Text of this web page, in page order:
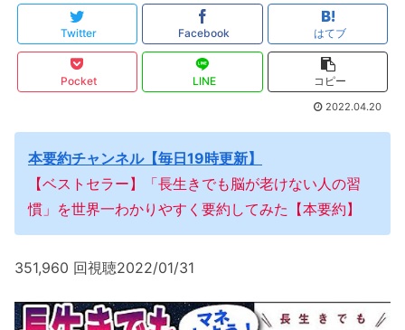
Twitter Facebook はてブ
Pocket LINE コピー
2022.04.20
本要約チャンネル【毎日19時更新】
【ベストセラー】「長生きでも脳が老けない人の習
慣」を世界一わかりやすく要約してみた【本要約】
351,960 回視聴2022/01/31